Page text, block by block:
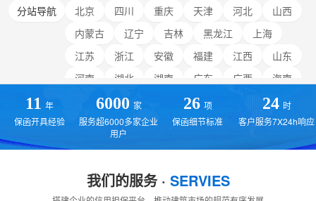
分站导航 北京 四川 重庆 天津 河北
山西
内蒙古
辽宁 吉林 黑龙江
上海
江苏
浙江 安徽 福建 江西
山东
河南
湖北 湖南 广东 广西
海南
云南 陕西
青海
宁夏
新疆 国外 返回主站
11 年
保函开具经验
6000 家
服务超6000多家企业
用户
26 项
保函细节标准
24 时
客户服务7X24h响应
我们的服务 · SERVIES